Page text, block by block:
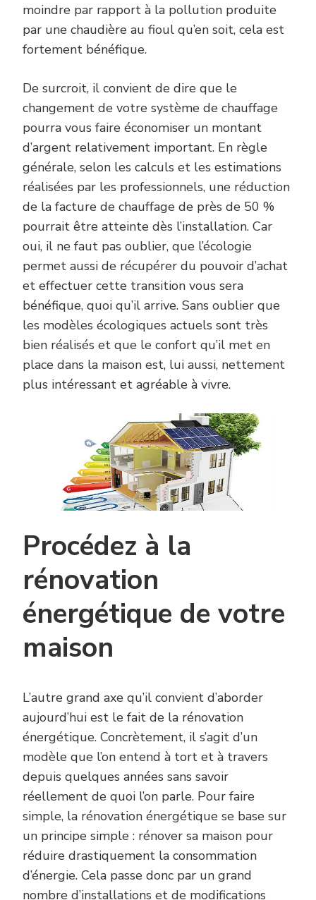
moindre par rapport à la pollution produite
par une chaudière au fioul qu’en soit, cela est
fortement bénéfique.
De surcroit, il convient de dire que le
changement de votre système de chauffage
pourra vous faire économiser un montant
d’argent relativement important. En règle
générale, selon les calculs et les estimations
réalisées par les professionnels, une réduction
de la facture de chauffage de près de 50 %
pourrait être atteinte dès l’installation. Car
oui, il ne faut pas oublier, que l’écologie
permet aussi de récupérer du pouvoir d’achat
et effectuer cette transition vous sera
bénéfique, quoi qu’il arrive. Sans oublier que
les modèles écologiques actuels sont très
bien réalisés et que le confort qu’il met en
place dans la maison est, lui aussi, nettement
plus intéressant et agréable à vivre.
Procédez à la
rénovation
énergétique de votre
maison
L’autre grand axe qu’il convient d’aborder
aujourd’hui est le fait de la rénovation
énergétique. Concrètement, il s’agit d’un
modèle que l’on entend à tort et à travers
depuis quelques années sans savoir
réellement de quoi l’on parle. Pour faire
simple, la rénovation énergétique se base sur
un principe simple : rénover sa maison pour
réduire drastiquement la consommation
d’énergie. Cela passe donc par un grand
nombre d’installations et de modifications